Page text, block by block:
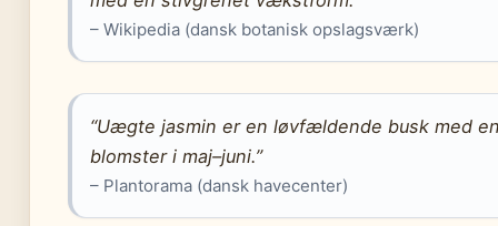
– Wikipedia (dansk botanisk opslagsværk)
“Uægte jasmin er en løvfældende busk med
blomster i maj–juni.”
– Plantorama (dansk havecenter)